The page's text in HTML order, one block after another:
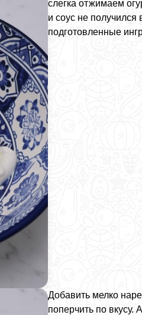
слегка отжимаем
и соус не
подготовленные
Добавить мелко
поперчить по вкусу.